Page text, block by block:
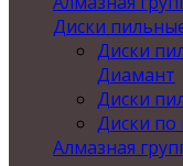
Диски
Диски
Диамант
Диски
Диски по
Алмазная